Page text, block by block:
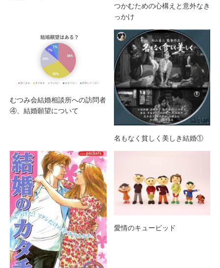
つかむための心構えと意外なき
っかけ
むつみ会結婚相談所への訪問者
④、結婚願望について
名もなく貧しく美しき結婚①
愛情のキューピッド